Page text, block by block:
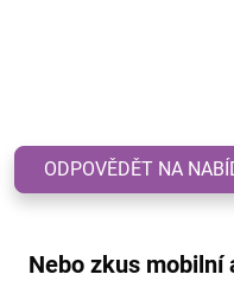
ODPOVĚDĚT NA
Nebo zkus mobilní